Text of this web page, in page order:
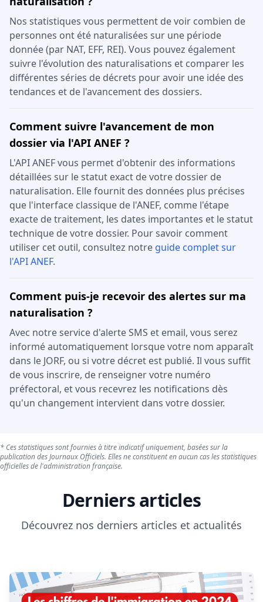
Nos statistiques vous permettent de voir combien de
personnes ont été naturalisées sur une période
donnée (par NAT, EFF, REI). Vous pouvez également
suivre l'évolution des naturalisations et comparer les
différentes séries de décrets pour avoir une idée des
tendances et de l'avancement des dossiers.
Comment suivre l'avancement de mon
dossier via l'API ANEF ?
L'API ANEF vous permet d'obtenir des informations
détaillées sur le statut exact de votre dossier de
naturalisation. Elle fournit des données plus précises
que l'interface classique de l'ANEF, comme l'étape
exacte de traitement, les dates importantes et le statut
technique de votre dossier. Pour savoir comment
utiliser cet outil, consultez notre guide complet sur
l'API ANEF.
Comment puis-je recevoir des alertes sur ma
naturalisation ?
Avec notre service d'alerte SMS et email, vous serez
informé automatiquement lorsque votre nom apparaît
dans le JORF, ou si votre décret est publié. Il vous suffit
de vous inscrire, de renseigner votre numéro
préfectoral, et vous recevrez les notifications dès
qu'un changement intervient dans votre dossier.
* Ces statistiques sont fournies à titre indicatif uniquement, basées sur la
publication des Journaux Officiels. Elles ne constituent en aucun cas les statistiques
officielles de l'administration française.
Derniers articles
Découvrez nos derniers articles et actualités